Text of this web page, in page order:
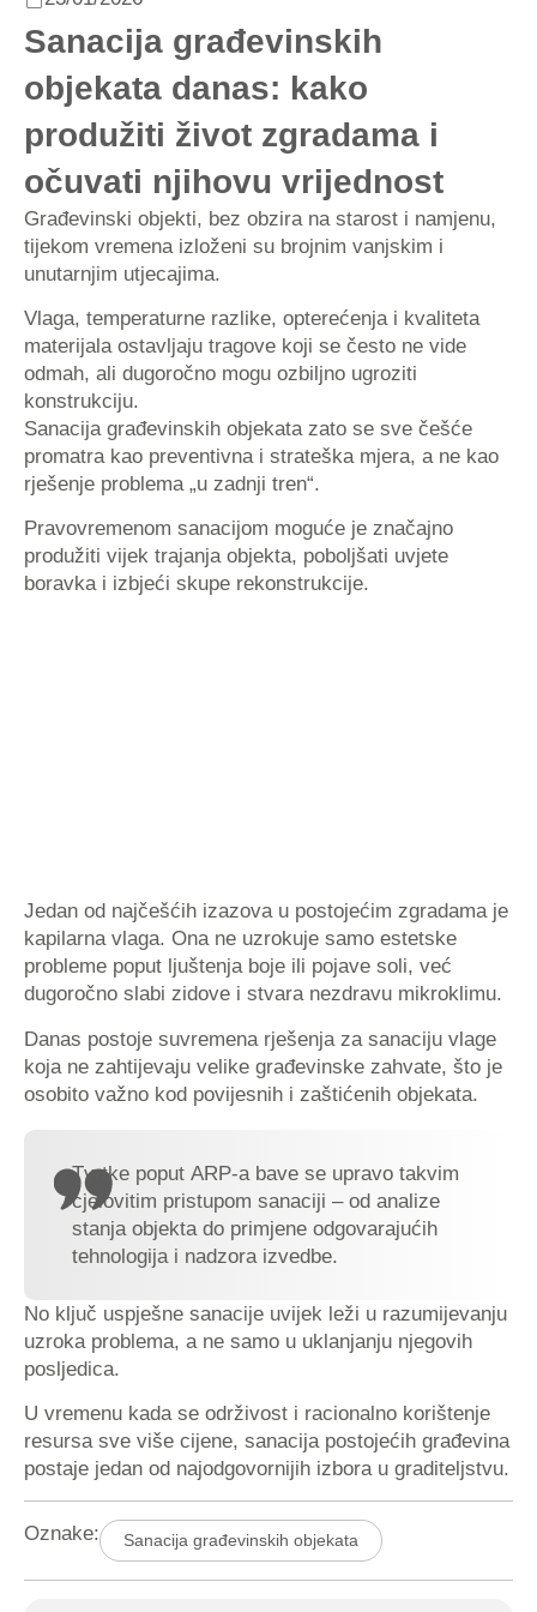
Sanacija građevinskih
objekata danas: kako
produžiti život zgradama i
očuvati njihovu vrijednost
Građevinski objekti, bez obzira na starost i namjenu,
tijekom vremena izloženi su brojnim vanjskim i
unutarnjim utjecajima.
Vlaga, temperaturne razlike, opterećenja i kvaliteta
materijala ostavljaju tragove koji se često ne vide
odmah, ali dugoročno mogu ozbiljno ugroziti
konstrukciju.
Sanacija građevinskih objekata zato se sve češće
promatra kao preventivna i strateška mjera, a ne kao
rješenje problema „u zadnji tren“.
Pravovremenom sanacijom moguće je značajno
produžiti vijek trajanja objekta, poboljšati uvjete
boravka i izbjeći skupe rekonstrukcije.
Jedan od najčešćih izazova u postojećim zgradama je
kapilarna vlaga. Ona ne uzrokuje samo estetske
probleme poput ljuštenja boje ili pojave soli, već
dugoročno slabi zidove i stvara nezdravu mikroklimu.
Danas postoje suvremena rješenja za sanaciju vlage
koja ne zahtijevaju velike građevinske zahvate, što je
osobito važno kod povijesnih i zaštićenih objekata.
Tvrtke poput ARP-a bave se upravo takvim
cjelovitim pristupom sanaciji – od analize
stanja objekta do primjene odgovarajućih
tehnologija i nadzora izvedbe.
No ključ uspješne sanacije uvijek leži u razumijevanju
uzroka problema, a ne samo u uklanjanju njegovih
posljedica.
U vremenu kada se održivost i racionalno korištenje
resursa sve više cijene, sanacija postojećih građevina
postaje jedan od najodgovornijih izbora u graditeljstvu.
Oznake: Sanacija građevinskih objekata